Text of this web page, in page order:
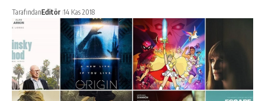
TarafındanEditör 14 Kas 2018